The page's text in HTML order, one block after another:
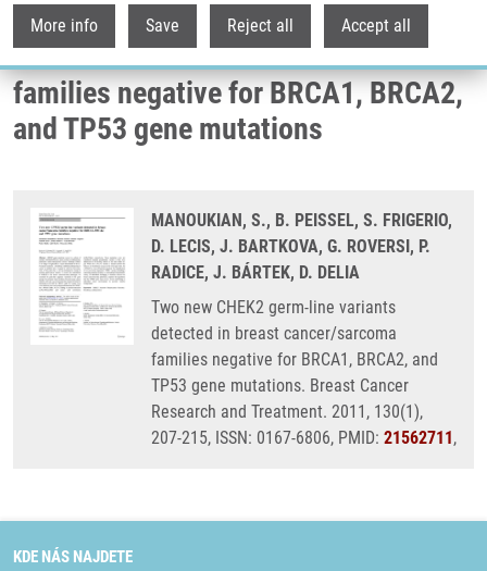
More info Save Reject all Accept all
Two new CHEK2 germ-line variants
detected in breast cancer/sarcoma
families negative for BRCA1, BRCA2,
and TP53 gene mutations
MANOUKIAN, S., B. PEISSEL, S. FRIGERIO,
D. LECIS, J. BARTKOVA, G. ROVERSI, P.
RADICE, J. BÁRTEK, D. DELIA
Two new CHEK2 germ-line variants
detected in breast cancer/sarcoma
families negative for BRCA1, BRCA2, and
TP53 gene mutations. Breast Cancer
Research and Treatment. 2011, 130(1),
207-215, ISSN: 0167-6806, PMID: 21562711,
KDE NÁS NAJDETE